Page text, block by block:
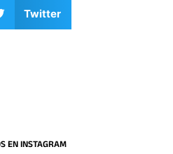
Twitter
EN INSTAGRAM